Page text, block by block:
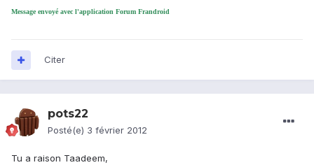
Message envoyé avec l'application Forum Frandroid
Citer
pots22
Posté(e) 3 février 2012
Tu a raison Taadeem,